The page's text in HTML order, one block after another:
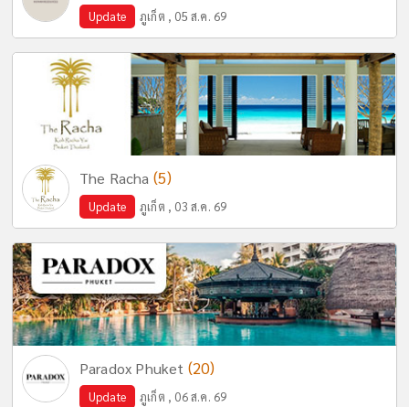
Update ภูเก็ต , 05 ส.ค. 69
The Racha (5)
Update ภูเก็ต , 03 ส.ค. 69
Paradox Phuket (20)
Update ภูเก็ต , 06 ส.ค. 69